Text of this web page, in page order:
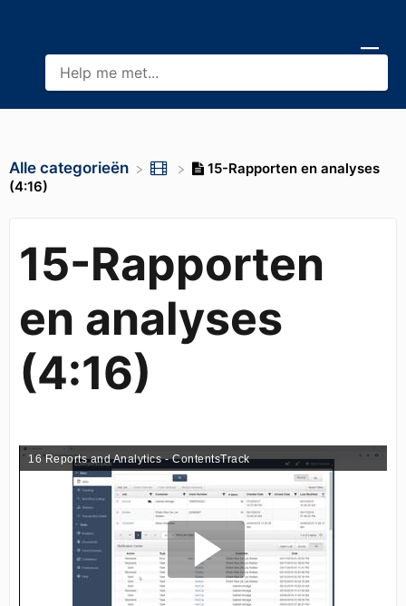
Alle categorieën
15-Rapporten en analyses
(4:16)
15-Rapporten
en analyses
(4:16)